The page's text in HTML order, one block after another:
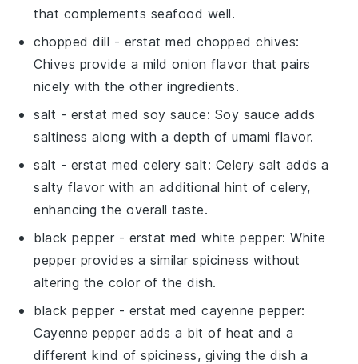
that complements seafood well.
chopped dill - erstat medchopped chives:
Chives provide a mild onion flavor that pairs
nicely with the other ingredients.
salt - erstat medsoy sauce: Soy sauce adds
saltiness along with a depth of umami flavor.
salt - erstat medcelery salt: Celery salt adds a
salty flavor with an additional hint of celery,
enhancing the overall taste.
black pepper - erstat medwhite pepper: White
pepper provides a similar spiciness without
altering the color of the dish.
black pepper - erstat medcayenne pepper:
Cayenne pepper adds a bit of heat and a
different kind of spiciness, giving the dish a